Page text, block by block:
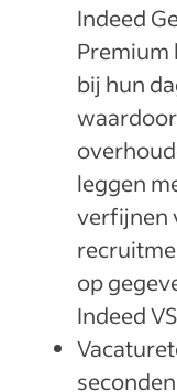
Indeed
Premium
bij hun
leggen
verfijnen
op
Indeed